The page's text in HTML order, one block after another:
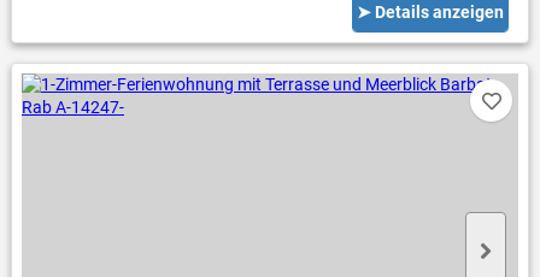
➤ Details anzeigen